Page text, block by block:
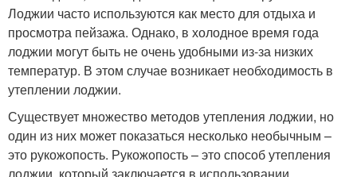
Лоджии часто используются как место для отдыха и
просмотра пейзажа. Однако, в холодное время года
лоджии могут быть не очень удобными из-за низких
температур. В этом случае возникает необходимость в
утеплении лоджии.
Существует множество методов утепления лоджии, но
один из них может показаться несколько необычным –
это рукожопость. Рукожопость – это способ утепления